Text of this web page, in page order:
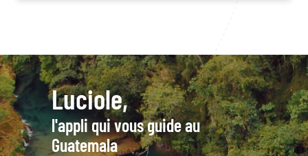
Luciole,
l'appli qui vous guide au
Guatemala